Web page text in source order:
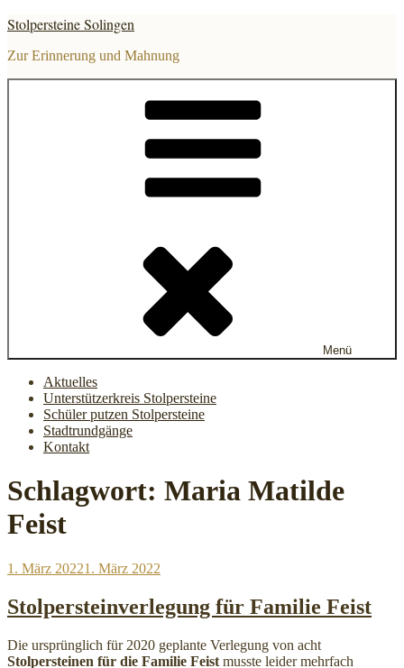
Zum
Inhalt
springen
Stolpersteine Solingen
Zur Erinnerung und Mahnung
Menü
Aktuelles
Unterstützerkreis Stolpersteine
Schüler putzen Stolpersteine
Stadtrundgänge
Kontakt
Schlagwort: Maria Matilde
Feist
Veröffentlicht
1. März 20221. März 2022
Stolpersteinverlegung für Familie Feist
Die ursprünglich für 2020 geplante Verlegung von acht
Stolpersteinen für die Familie Feist musste leider mehrfach